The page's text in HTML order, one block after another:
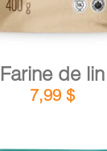
Farine de lin
7,99 $